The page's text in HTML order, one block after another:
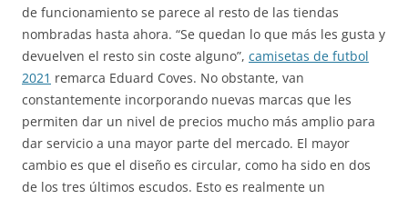
de funcionamiento se parece al resto de las tiendas
nombradas hasta ahora. “Se quedan lo que más les gusta y
devuelven el resto sin coste alguno”, camisetas de futbol
2021 remarca Eduard Coves. No obstante, van
constantemente incorporando nuevas marcas que les
permiten dar un nivel de precios mucho más amplio para
dar servicio a una mayor parte del mercado. El mayor
cambio es que el diseño es circular, como ha sido en dos
de los tres últimos escudos. Esto es realmente un